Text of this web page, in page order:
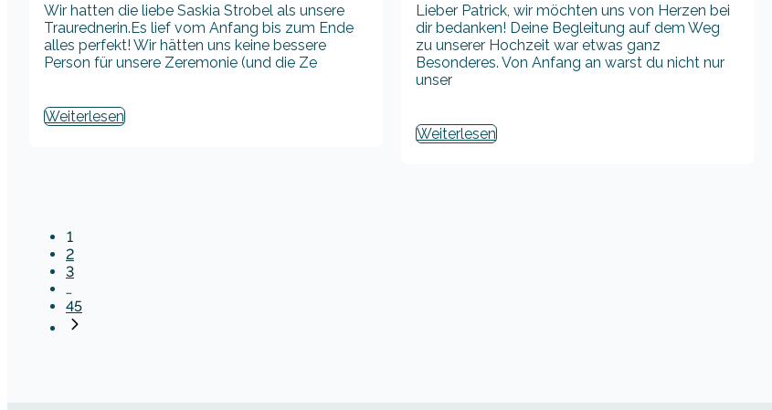
Wir hatten die liebe Saskia Strobel als unsere
Traurednerin.Es lief vom Anfang bis zum Ende
alles perfekt! Wir hätten uns keine bessere
Person für unsere Zeremonie (und die Ze
Weiterlesen
Lieber Patrick, wir möchten uns von Herzen bei
dir bedanken! Deine Begleitung auf dem Weg
zu unserer Hochzeit war etwas ganz
Besonderes. Von Anfang an warst du nicht nur
unser
Weiterlesen
1
2
3
…
45